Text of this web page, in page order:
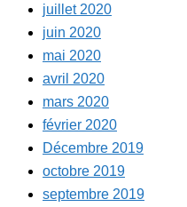
juillet 2020
juin 2020
mai 2020
avril 2020
mars 2020
février 2020
Décembre 2019
octobre 2019
septembre 2019